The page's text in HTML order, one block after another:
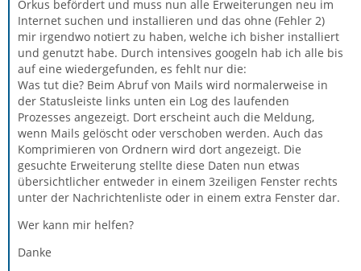
Orkus befördert und muss nun alle Erweiterungen neu im
Internet suchen und installieren und das ohne (Fehler 2)
mir irgendwo notiert zu haben, welche ich bisher installiert
und genutzt habe. Durch intensives googeln hab ich alle bis
auf eine wiedergefunden, es fehlt nur die:
Was tut die? Beim Abruf von Mails wird normalerweise in
der Statusleiste links unten ein Log des laufenden
Prozesses angezeigt. Dort erscheint auch die Meldung,
wenn Mails gelöscht oder verschoben werden. Auch das
Komprimieren von Ordnern wird dort angezeigt. Die
gesuchte Erweiterung stellte diese Daten nun etwas
übersichtlicher entweder in einem 3zeiligen Fenster rechts
unter der Nachrichtenliste oder in einem extra Fenster dar.
Wer kann mir helfen?
Danke